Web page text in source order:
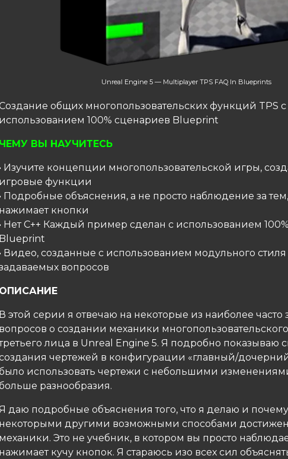
Unreal Engine 5 — Multiplayer TPS FAQ In Blueprints
общих многопользовательских функций TPS с
использованием 100% сценариев Blueprint
ЧЕМУ ВЫ НАУЧИТЕСЬ
• Изучите концепции многопользовательской игры,
игровые функции
• Подробные объяснения, а не просто наблюдение за тем,
нажимает кнопки
• Нет C++ Каждый пример сделан с использованием
Blueprint
• Видео, созданные с использованием модульного стиля
вопросов
ОПИСАНИЕ
В этой серии я отвечаю на некоторые из наиболее часто
вопросов о создании механики
лица в Unreal Engine 5. Я подробно показываю
чертежей в конфигурации «главный/
использовать чертежи с небольшими
разнообразия.
даю подробные объяснения того, что я делаю и
некоторыми другими возможными способами
механики. Это не учебник, в котором вы просто
нажимает кучу кнопок. Я стараюсь изо всех сил